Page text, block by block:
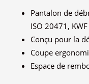
Pantalon de
ISO 20471,
Conçu pour la
Coupe
Espace de